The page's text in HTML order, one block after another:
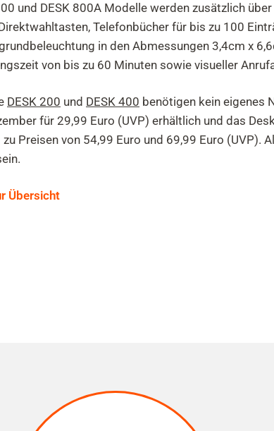
und DESK 800A Modelle werden zusätzlich
Telefonbücher für bis zu 100
in den Abmessungen 3,4cm x
von bis zu 60 Minuten sowie visueller
DESK 200 und DESK 400 benötigen kein eigenes
für 29,99 Euro (UVP) erhältlich und das
Preisen von 54,99 Euro und 69,99 Euro (UVP).
Übersicht